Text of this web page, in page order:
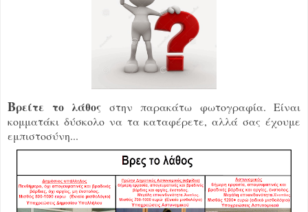
Βρείτε το λάθος στην παρακάτω φωτογραφία. Είναι
κομματάκι δύσκολο να τα καταφέρετε, αλλά σας έχουμε
εμπιστοσύνη...